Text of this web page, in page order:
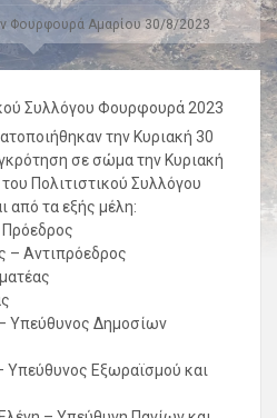
Φουρφουρά Αμαρίου 30/8/2023
Συλλόγου Φουρφουρά 2023
την Κυριακή 30
σε σώμα την Κυριακή
Πολιτιστικού Συλλόγου
από τα εξής μέλη:
– Αντιπρόεδρος
Υπεύθυνος Δημοσίων
Υπεύθυνος Εξωραϊσμού και